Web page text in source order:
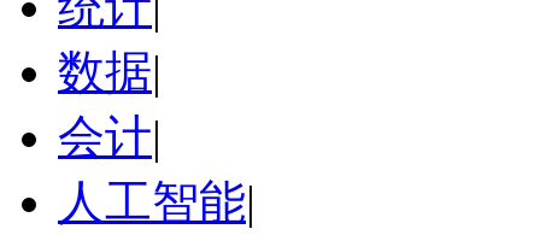
数据|
会计|
人工智能|